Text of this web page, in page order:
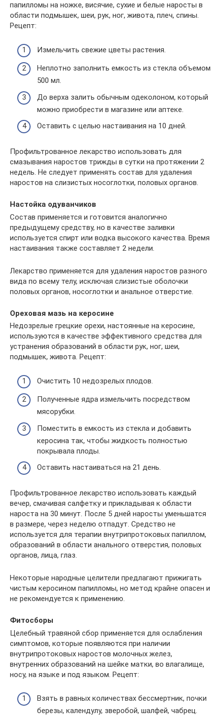
папилломы на ножке, висячие, сухие и белые наросты в
области подмышек, шеи, рук, ног, живота, плеч, спины.
Рецепт:
Измельчить свежие цветы растения.
Неплотно заполнить емкость из стекла объемом
500 мл.
До верха залить обычным одеколоном, который
можно приобрести в магазине или аптеке.
Оставить с целью настаивания на 10 дней.
Профильтрованное лекарство использовать для
смазывания наростов трижды в сутки на протяжении 2
недель. Не следует применять состав для удаления
наростов на слизистых носоглотки, половых органов.
Настойка одуванчиков
Состав применяется и готовится аналогично
предыдущему средству, но в качестве заливки
используется спирт или водка высокого качества. Время
настаивания также составляет 2 недели.
Лекарство применяется для удаления наростов разного
вида по всему телу, исключая слизистые оболочки
половых органов, носоглотки и анальное отверстие.
Ореховая мазь на керосине
Недозрелые грецкие орехи, настоянные на керосине,
используются в качестве эффективного средства для
устранения образований в области рук, ног, шеи,
подмышек, живота. Рецепт:
Очистить 10 недозрелых плодов.
Полученные ядра измельчить посредством
мясорубки.
Поместить в емкость из стекла и добавить
керосина так, чтобы жидкость полностью
покрывала плоды.
Оставить настаиваться на 21 день.
Профильтрованное лекарство использовать каждый
вечер, смачивая салфетку и прикладывая к области
нароста на 30 минут. После 5 дней наросты уменьшатся
в размере, через неделю отпадут. Средство не
используется для терапии внутрипротоковых папиллом,
образований в области анального отверстия, половых
органов, лица, глаз.
Некоторые народные целители предлагают прижигать
чистым керосином папилломы, но метод крайне опасен и
не рекомендуется к применению.
Фитосборы
Целебный травяной сбор применяется для ослабления
симптомов, которые появляются при наличии
внутрипротоковых наростов молочных желез,
внутренних образований на шейке матки, во влагалище,
носу, на языке и под языком. Рецепт:
Взять в равных количествах бессмертник, почки
березы, календулу, зверобой, шалфей, чабрец.